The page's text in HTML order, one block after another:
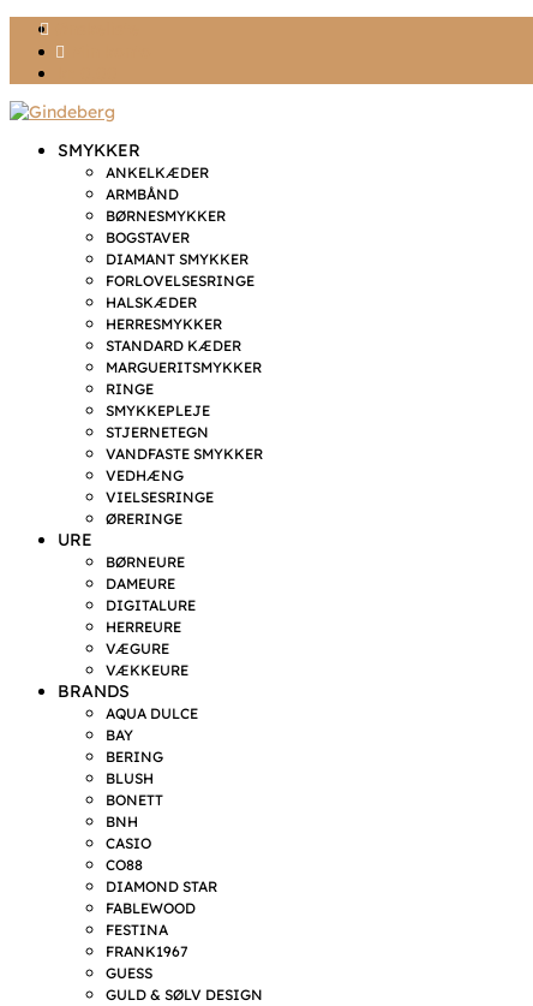
SMYKKER
ANKELKÆDER
ARMBÅND
BØRNESMYKKER
BOGSTAVER
DIAMANT SMYKKER
FORLOVELSESRINGE
HALSKÆDER
HERRESMYKKER
STANDARD KÆDER
MARGUERITSMYKKER
RINGE
SMYKKEPLEJE
STJERNETEGN
VANDFASTE SMYKKER
VEDHÆNG
VIELSESRINGE
ØRERINGE
URE
BØRNEURE
DAMEURE
DIGITALURE
HERREURE
VÆGURE
VÆKKEURE
BRANDS
AQUA DULCE
BAY
BERING
BLUSH
BONETT
BNH
CASIO
CO88
DIAMOND STAR
FABLEWOOD
FESTINA
FRANK1967
GUESS
GULD & SØLV DESIGN